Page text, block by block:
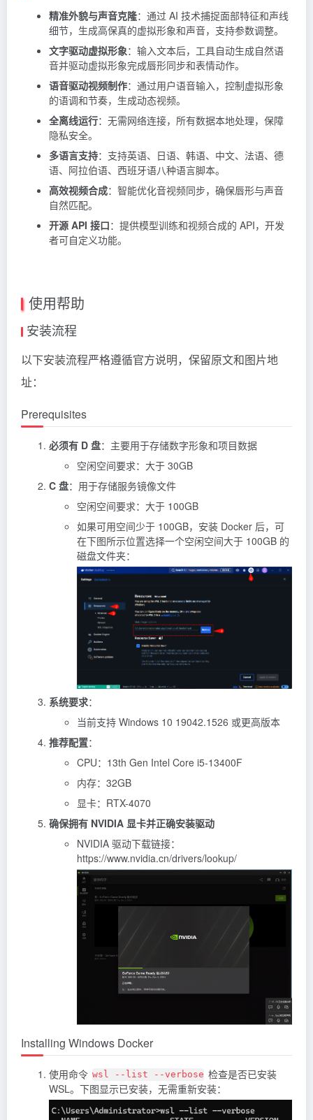
精准外貌与声音克隆：通过 AI 技术捕捉面部特征和声线
细节，生成高保真的虚拟形象和声音，支持参数调整。
文字驱动虚拟形象：输入文本后，工具自动生成自然语
音并驱动虚拟形象完成唇形同步和表情动作。
语音驱动视频制作：通过用户语音输入，控制虚拟形象
的语调和节奏，生成动态视频。
全离线运行：无需网络连接，所有数据本地处理，保障
隐私安全。
多语言支持：支持英语、日语、韩语、中文、法语、德
语、阿拉伯语、西班牙语八种语言脚本。
高效视频合成：智能优化音视频同步，确保唇形与声音
自然匹配。
开源 API 接口：提供模型训练和视频合成的 API，开发
者可自定义功能。
使用帮助
安装流程
以下安装流程严格遵循官方说明，保留原文和图片地
址：
Prerequisites
必须有 D 盘：主要用于存储数字形象和项目数据
空闲空间要求：大于 30GB
C 盘：用于存储服务镜像文件
空闲空间要求：大于 100GB
如果可用空间少于 100GB，安装 Docker 后，可
在下图所示位置选择一个空闲空间大于 100GB 的
磁盘文件夹：
系统要求：
当前支持 Windows 10 19042.1526 或更高版本
推荐配置：
CPU：13th Gen Intel Core i5-13400F
内存：32GB
显卡：RTX-4070
确保拥有 NVIDIA 显卡并正确安装驱动
NVIDIA 驱动下载链接：
https://www.nvidia.cn/drivers/lookup/
Installing Windows Docker
使用命令 wsl --list --verbose 检查是否已安装
WSL。下图显示已安装，无需重新安装：